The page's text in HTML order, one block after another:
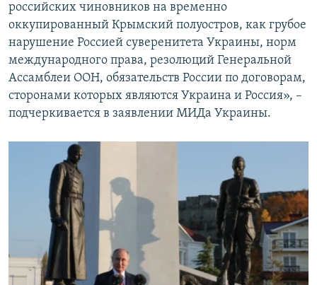
российских чиновников на временно
оккупированный Крымский полуостров, как грубое
нарушение Россией суверенитета Украины, норм
международного права, резолюций Генеральной
Ассамблеи ООН, обязательств России по договорам,
сторонами которых являются Украина и Россия», –
подчеркивается в заявлении МИДа Украины.